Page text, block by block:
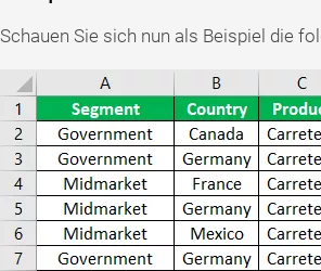
Schauen Sie sich nun als Beispiel die